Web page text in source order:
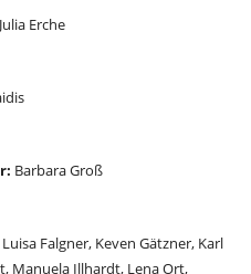
Erche
Barbara Groß
Falgner, Keven Gätzner, Karl
Manuela Illhardt, Lena Ort,